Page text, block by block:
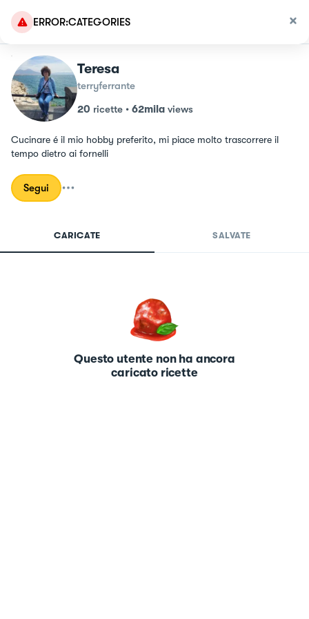
ERROR:CATEGORIES
Teresa
terryferrante
20 ricette • 62mila views
Cucinare é il mio hobby preferito, mi piace molto trascorrere il
tempo dietro ai fornelli
Segui
CARICATE SALVATE
Questo utente non ha ancora
caricato ricette